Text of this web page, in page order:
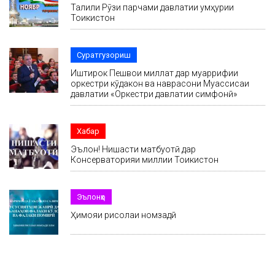
Таҷлили Рӯзи парчами давлатии ҷумҳурии
Тоҷикистон
Суратгузориш
Иштирок Пешвои миллат дар муаррифии
оркестри кӯдакон ва наврасони Муассисаи
давлатии «Оркестри давлатии симфонӣ»
Хабар
Эълон! Нишасти матбуотӣ дар
Консерваторияи миллии Тоҷикистон
Эълонҳо
Ҳимояи рисолаи номзадӣ